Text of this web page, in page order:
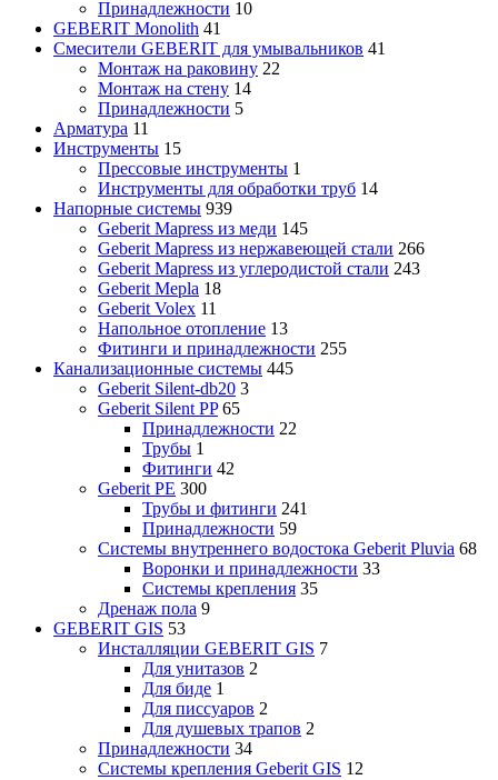
Принадлежности 10
GEBERIT Monolith 41
Смесители GEBERIT для умывальников 41
Монтаж на раковину 22
Монтаж на стену 14
Принадлежности 5
Арматура 11
Инструменты 15
Прессовые инструменты 1
Инструменты для обработки труб 14
Напорные системы 939
Geberit Mapress из меди 145
Geberit Mapress из нержавеющей стали 266
Geberit Mapress из углеродистой стали 243
Geberit Mepla 18
Geberit Volex 11
Напольное отопление 13
Фитинги и принадлежности 255
Канализационные системы 445
Geberit Silent-db20 3
Geberit Silent PP 65
Принадлежности 22
Трубы 1
Фитинги 42
Geberit PE 300
Трубы и фитинги 241
Принадлежности 59
Системы внутреннего водостока Geberit Pluvia 68
Воронки и принадлежности 33
Системы крепления 35
Дренаж пола 9
GEBERIT GIS 53
Инсталляции GEBERIT GIS 7
Для унитазов 2
Для биде 1
Для писсуаров 2
Для душевых трапов 2
Принадлежности 34
Системы крепления Geberit GIS 12